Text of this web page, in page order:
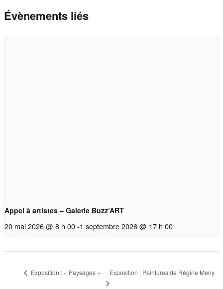
Évènements liés
Appel à artistes – Galerie Buzz’ART
20 mai 2026 @ 8 h 00-1 septembre 2026 @ 17 h 00
Exposition : « Paysages » Exposition : Peintures de Régine Meny